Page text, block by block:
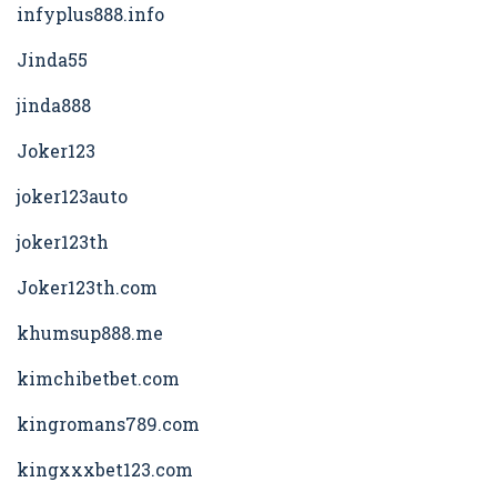
infyplus888.info
Jinda55
jinda888
Joker123
joker123auto
joker123th
Joker123th.com
khumsup888.me
kimchibetbet.com
kingromans789.com
kingxxxbet123.com